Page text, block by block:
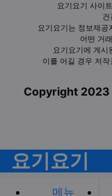
요기요기 사이
건
요기요기는 정보제공
어떤 거
요기요기에 게시
이를 어길 경우 저
Copyright
요기요기
메뉴